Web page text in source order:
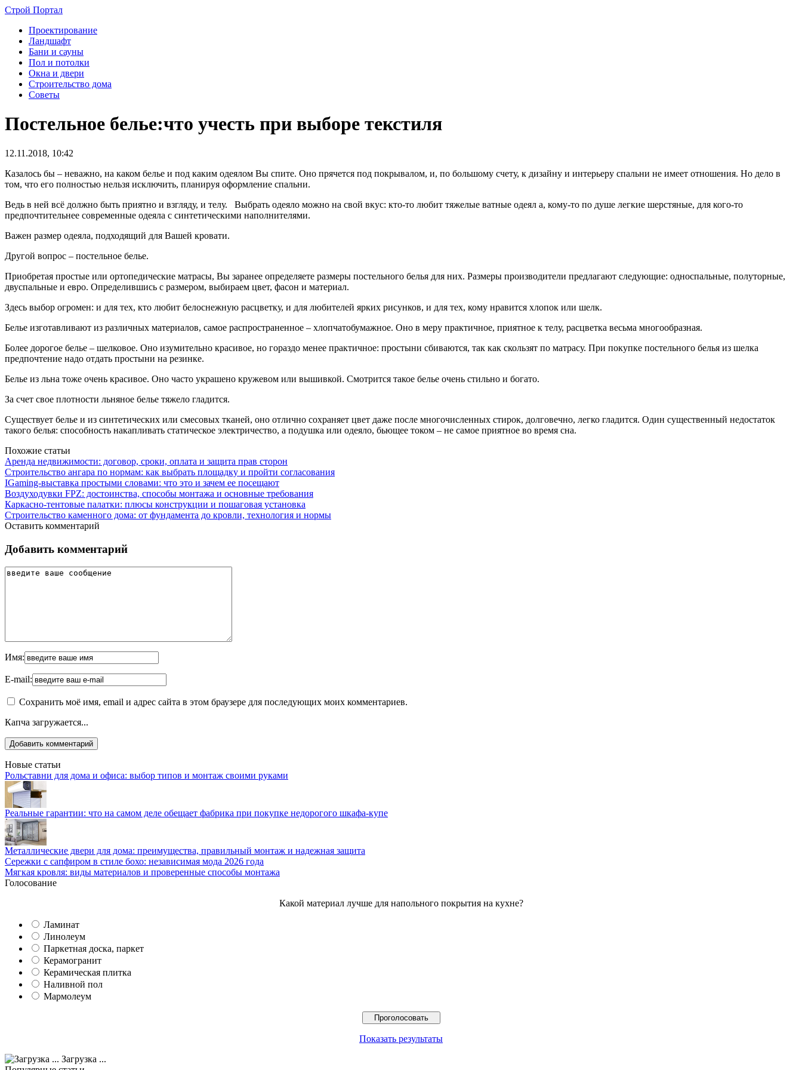
Строй Портал
Проектирование
Ландшафт
Бани и сауны
Пол и потолки
Окна и двери
Строительство дома
Советы
Постельное белье:что учесть при выборе текстиля
12.11.2018, 10:42
Казалось бы – неважно, на каком белье и под каким одеялом Вы спите. Оно прячется под покрывалом, и, по большому счету, к дизайну и интерьеру спальни не имеет отношения. Но дело в
том, что его полностью нельзя исключить, планируя оформление спальни.
Ведь в ней всё должно быть приятно и взгляду, и телу. Выбрать одеяло можно на свой вкус: кто-то любит тяжелые ватные одеял а, кому-то по душе легкие шерстяные, для кого-то
предпочтительнее современные одеяла с синтетическими наполнителями.
Важен размер одеяла, подходящий для Вашей кровати.
Другой вопрос – постельное белье.
Приобретая простые или ортопедические матрасы, Вы заранее определяете размеры постельного белья для них. Размеры производители предлагают следующие: односпальные, полуторные,
двуспальные и евро. Определившись с размером, выбираем цвет, фасон и материал.
Здесь выбор огромен: и для тех, кто любит белоснежную расцветку, и для любителей ярких рисунков, и для тех, кому нравится хлопок или шелк.
Белье изготавливают из различных материалов, самое распространенное – хлопчатобумажное. Оно в меру практичное, приятное к телу, расцветка весьма многообразная.
Более дорогое белье – шелковое. Оно изумительно красивое, но гораздо менее практичное: простыни сбиваются, так как скользят по матрасу. При покупке постельного белья из шелка
предпочтение надо отдать простыни на резинке.
Белье из льна тоже очень красивое. Оно часто украшено кружевом или вышивкой. Смотрится такое белье очень стильно и богато.
За счет свое плотности льняное белье тяжело гладится.
Существует белье и из синтетических или смесовых тканей, оно отлично сохраняет цвет даже после многочисленных стирок, долговечно, легко гладится. Один существенный недостаток
такого белья: способность накапливать статическое электричество, а подушка или одеяло, бьющее током – не самое приятное во время сна.
Похожие статьи
Аренда недвижимости: договор, сроки, оплата и защита прав сторон
Строительство ангара по нормам: как выбрать площадку и пройти согласования
IGaming-выставка простыми словами: что это и зачем ее посещают
Воздуходувки FPZ: достоинства, способы монтажа и основные требования
Каркасно-тентовые палатки: плюсы конструкции и пошаговая установка
Строительство каменного дома: от фундамента до кровли, технология и нормы
Оставить комментарий
Добавить комментарий
Имя:
E-mail:
Сохранить моё имя, email и адрес сайта в этом браузере для последующих моих комментариев.
Капча загружается...
Новые статьи
Рольставни для дома и офиса: выбор типов и монтаж своими руками
Реальные гарантии: что на самом деле обещает фабрика при покупке недорогого шкафа-купе
Металлические двери для дома: преимущества, правильный монтаж и надежная защита
Сережки с сапфиром в стиле бохо: независимая мода 2026 года
Мягкая кровля: виды материалов и проверенные способы монтажа
Голосование
Какой материал лучше для напольного покрытия на кухне?
Ламинат
Линолеум
Паркетная доска, паркет
Керамогранит
Керамическая плитка
Наливной пол
Мармолеум
Показать результаты
Загрузка ...